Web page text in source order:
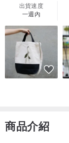
出貨速度
一週內
商品介紹